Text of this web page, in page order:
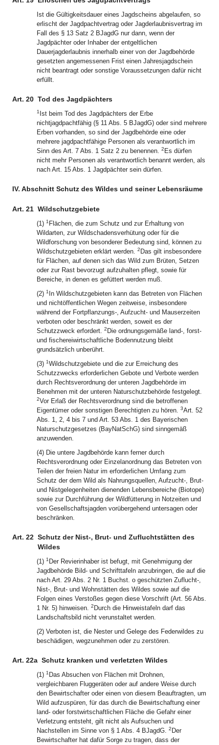
Ist die Gültigkeitsdauer eines Jagdscheins abgelaufen, so
erlischt der Jagdpachtvertrag oder Jagderlaubnisvertrag im
Fall des § 13 Satz 2 BJagdG nur dann, wenn der
Jagdpächter oder Inhaber der entgeltlichen
Dauerjagderlaubnis innerhalb einer von der Jagdbehörde
gesetzten angemessenen Frist einen Jahresjagdschein
nicht beantragt oder sonstige Voraussetzungen dafür nicht
erfüllt.
Art. 20 Tod des Jagdpächters
1 Ist beim Tod des Jagdpächters der Erbe
nichtjagdpachtfähig (§ 11 Abs. 5 BJagdG) oder sind mehrere
Erben vorhanden, so sind der Jagdbehörde eine oder
mehrere jagdpachtfähige Personen als verantwortlich im
Sinn des Art. 7 Abs. 1 Satz 2 zu benennen. 2 Es dürfen
nicht mehr Personen als verantwortlich benannt werden, als
nach Art. 15 Abs. 1 Jagdpächter sein dürfen.
IV. Abschnitt Schutz des Wildes und seiner Lebensräume
Art. 21 Wildschutzgebiete
(1) 1 Flächen, die zum Schutz und zur Erhaltung von
Wildarten, zur Wildschadensverhütung oder für die
Wildforschung von besonderer Bedeutung sind, können zu
Wildschutzgebieten erklärt werden. 2 Das gilt insbesondere
für Flächen, auf denen sich das Wild zum Brüten, Setzen
oder zur Rast bevorzugt aufzuhalten pflegt, sowie für
Bereiche, in denen es gefüttert werden muß.
(2) 1 In Wildschutzgebieten kann das Betreten von Flächen
und nichtöffentlichen Wegen zeitweise, insbesondere
während der Fortpflanzungs-, Aufzucht- und Mauserzeiten
verboten oder beschränkt werden, soweit es der
Schutzzweck erfordert. 2 Die ordnungsgemäße land-, forst-
und fischereiwirtschaftliche Bodennutzung bleibt
grundsätzlich unberührt.
(3) 1Wildschutzgebiete und die zur Erreichung des
Schutzzwecks erforderlichen Gebote und Verbote werden
durch Rechtsverordnung der unteren Jagdbehörde im
Benehmen mit der unteren Naturschutzbehörde festgelegt.
2Vor Erlaß der Rechtsverordnung sind die betroffenen
Eigentümer oder sonstigen Berechtigten zu hören. 3Art. 52
Abs. 1, 2, 4 bis 7 und Art. 53 Abs. 1 des Bayerischen
Naturschutzgesetzes (BayNatSchG) sind sinngemäß
anzuwenden.
(4) Die untere Jagdbehörde kann ferner durch
Rechtsverordnung oder Einzelanordnung das Betreten von
Teilen der freien Natur im erforderlichen Umfang zum
Schutz der dem Wild als Nahrungsquellen, Aufzucht-, Brut-
und Nistgelegenheiten dienenden Lebensbereiche (Biotope)
sowie zur Durchführung der Wildfütterung in Notzeiten und
von Gesellschaftsjagden vorübergehend untersagen oder
beschränken.
Art. 22 Schutz der Nist-, Brut- und Zufluchtstätten des
Wildes
(1) 1 Der Revierinhaber ist befugt, mit Genehmigung der
Jagdbehörde Bild- und Schrifttafeln anzubringen, die auf die
nach Art. 29 Abs. 2 Nr. 1 Buchst. o geschützten Zuflucht-,
Nist-, Brut- und Wohnstätten des Wildes sowie auf die
Folgen eines Verstoßes gegen diese Vorschrift (Art. 56 Abs.
1 Nr. 5) hinweisen. 2 Durch die Hinweistafeln darf das
Landschaftsbild nicht verunstaltet werden.
(2) Verboten ist, die Nester und Gelege des Federwildes zu
beschädigen, wegzunehmen oder zu zerstören.
Art. 22a Schutz kranken und verletzten Wildes
(1) 1 Das Absuchen von Flächen mit Drohnen,
vergleichbaren Fluggeräten oder auf andere Weise durch
den Bewirtschafter oder einen von diesem Beauftragten, um
Wild aufzuspüren, für das durch die Bewirtschaftung einer
land- oder forstwirtschaftlichen Fläche die Gefahr einer
Verletzung entsteht, gilt nicht als Aufsuchen und
Nachstellen im Sinne von § 1 Abs. 4 BJagdG. 2 Der
Bewirtschafter hat dafür Sorge zu tragen, dass der